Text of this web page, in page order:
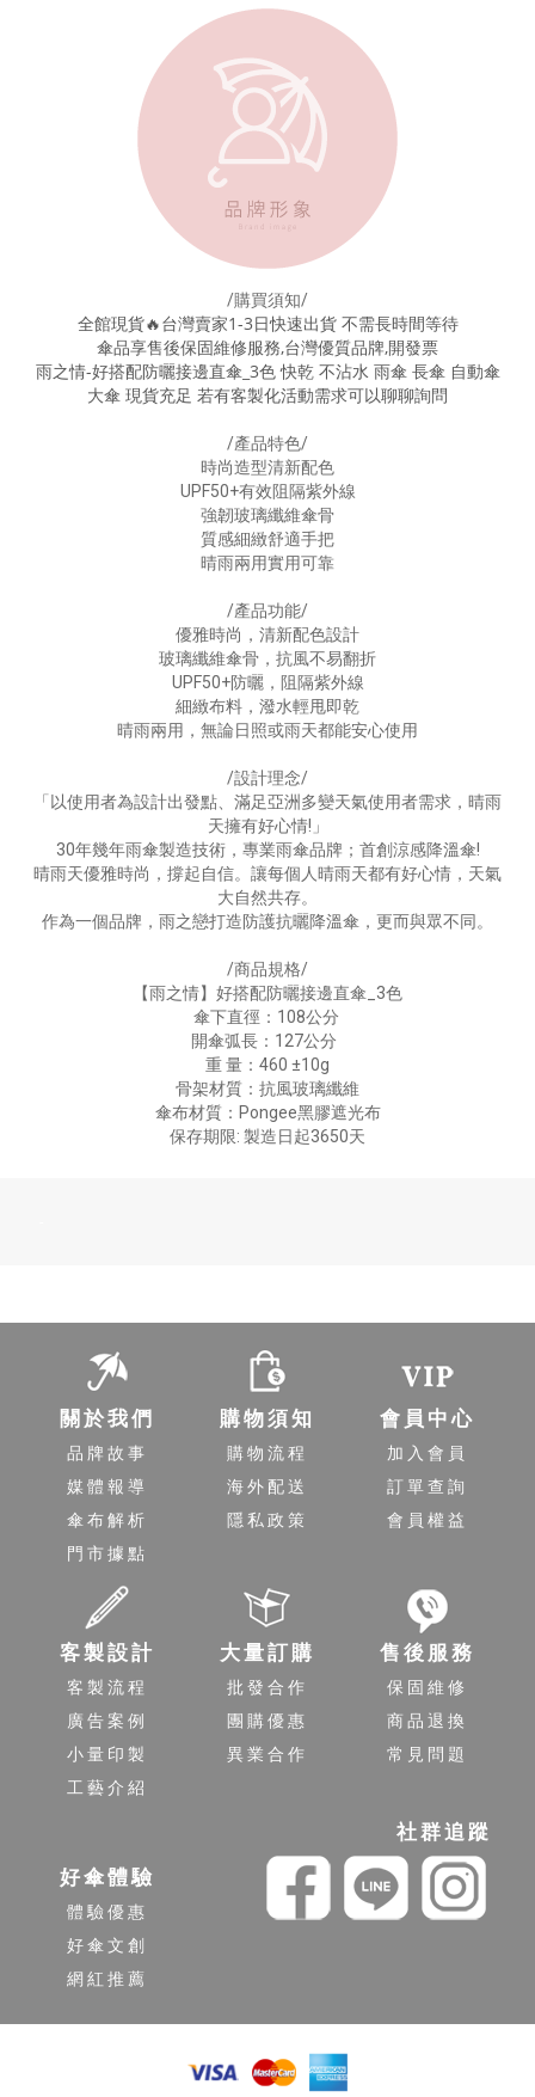
/購買須知/
全館現貨🔥台灣賣家1-3日快速出貨 不需長時間等待
傘品享售後保固維修服務,台灣優質品牌,開發票
雨之情-好搭配防曬接邊直傘_3色 快乾 不沾水 雨傘 長傘 自動傘
大傘 現貨充足 若有客製化活動需求可以聊聊詢問
/產品特色/
時尚造型清新配色
UPF50+有效阻隔紫外線
強韌玻璃纖維傘骨
質感細緻舒適手把
晴雨兩用實用可靠
/產品功能/
優雅時尚，清新配色設計
玻璃纖維傘骨，抗風不易翻折
UPF50+防曬，阻隔紫外線
細緻布料，潑水輕甩即乾
晴雨兩用，無論日照或雨天都能安心使用
/設計理念/
「以使用者為設計出發點、滿足亞洲多變天氣使用者需求，晴雨
天擁有好心情!」
30年幾年雨傘製造技術，專業雨傘品牌；首創涼感降溫傘!
晴雨天優雅時尚，撐起自信。讓每個人晴雨天都有好心情，天氣
大自然共存。
作為一個品牌，雨之戀打造防護抗曬降溫傘，更而與眾不同。
/商品規格/
【雨之情】好搭配防曬接邊直傘_3色
傘下直徑：108公分
開傘弧長：127公分
重 量：460 ±10g
骨架材質：抗風玻璃纖維
傘布材質：Pongee黑膠遮光布
保存期限: 製造日起3650天
關於我們
品牌故事
媒體報導
傘布解析
門市據點
購物須知
購物流程
海外配送
隱私政策
會員中心
加入會員
訂單查詢
會員權益
客製設計
客製流程
廣告案例
小量印製
工藝介紹
大量訂購
批發合作
團購優惠
異業合作
售後服務
保固維修
商品退換
常見問題
好傘體驗
體驗優惠
好傘文創
網紅推薦
社群追蹤